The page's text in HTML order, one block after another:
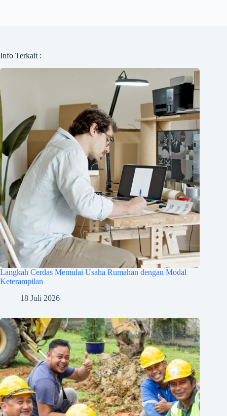
Info Terkait :
Langkah Cerdas Memulai Usaha Rumahan dengan Modal
Keterampilan
18 Juli 2026